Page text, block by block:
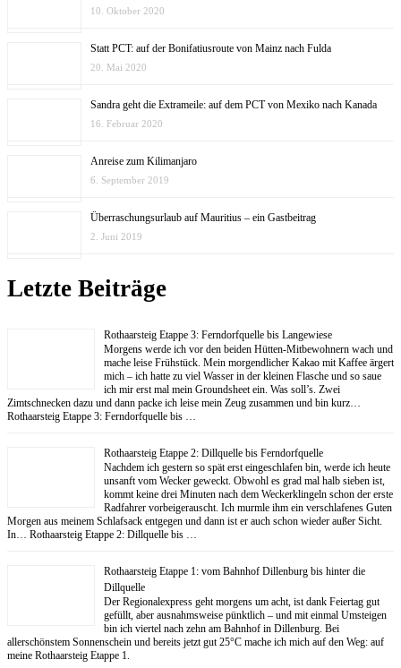
10. Oktober 2020
Statt PCT: auf der Bonifatiusroute von Mainz nach Fulda
20. Mai 2020
Sandra geht die Extrameile: auf dem PCT von Mexiko nach Kanada
16. Februar 2020
Anreise zum Kilimanjaro
6. September 2019
Überraschungsurlaub auf Mauritius – ein Gastbeitrag
2. Juni 2019
Letzte Beiträge
Rothaarsteig Etappe 3: Ferndorfquelle bis Langewiese
Morgens werde ich vor den beiden Hütten-Mitbewohnern wach und
mache leise Frühstück. Mein morgendlicher Kakao mit Kaffee ärgert
mich – ich hatte zu viel Wasser in der kleinen Flasche und so saue
ich mir erst mal mein Groundsheet ein. Was soll’s. Zwei
Zimtschnecken dazu und dann packe ich leise mein Zeug zusammen und bin kurz…
Rothaarsteig Etappe 3: Ferndorfquelle bis …
Rothaarsteig Etappe 2: Dillquelle bis Ferndorfquelle
Nachdem ich gestern so spät erst eingeschlafen bin, werde ich heute
unsanft vom Wecker geweckt. Obwohl es grad mal halb sieben ist,
kommt keine drei Minuten nach dem Weckerklingeln schon der erste
Radfahrer vorbeigerauscht. Ich murmle ihm ein verschlafenes Guten
Morgen aus meinem Schlafsack entgegen und dann ist er auch schon wieder außer Sicht.
In… Rothaarsteig Etappe 2: Dillquelle bis …
Rothaarsteig Etappe 1: vom Bahnhof Dillenburg bis hinter die
Dillquelle
Der Regionalexpress geht morgens um acht, ist dank Feiertag gut
gefüllt, aber ausnahmsweise pünktlich – und mit einmal Umsteigen
bin ich viertel nach zehn am Bahnhof in Dillenburg. Bei
allerschönstem Sonnenschein und bereits jetzt gut 25°C mache ich mich auf den Weg: auf
meine Rothaarsteig Etappe 1.